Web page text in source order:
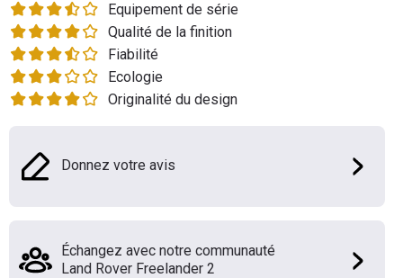
Moto
Marques
Equipement de série
Qualité de la finition
Fiabilité
Ecologie
Originalité du design
Donnez votre avis
Échangez avec notre communauté
Land Rover Freelander 2